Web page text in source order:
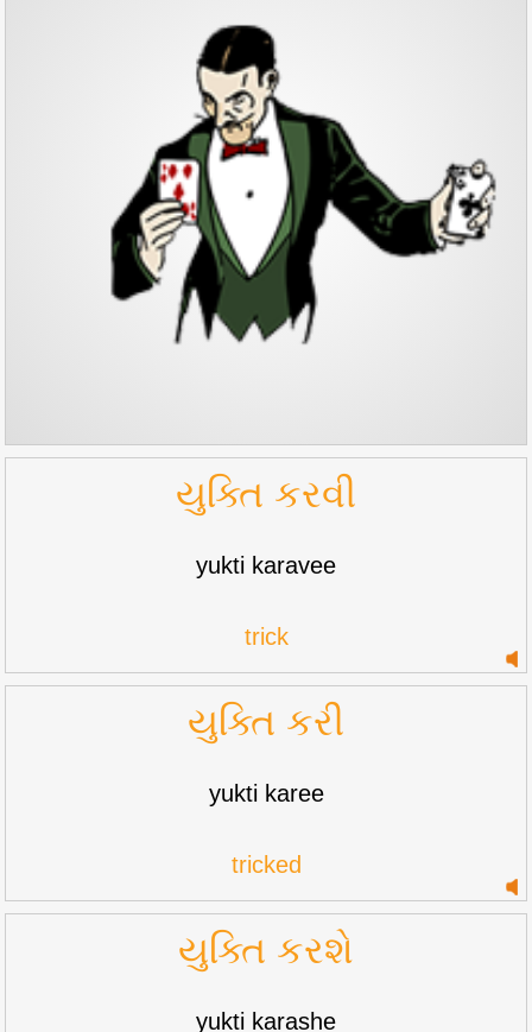
યુક્તિ કરવી
yukti karavee
trick
યુક્તિ કરી
yukti karee
tricked
યુક્તિ કરશે
yukti karashe